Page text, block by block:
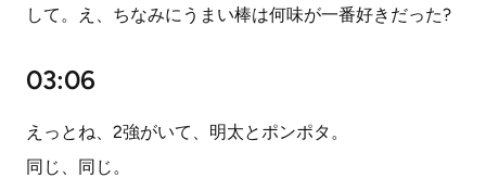
して。え、ちなみにうまい棒は何味が一番好きだった?
03:06
えっとね、2強がいて、明太とポンポタ。
同じ、同じ。